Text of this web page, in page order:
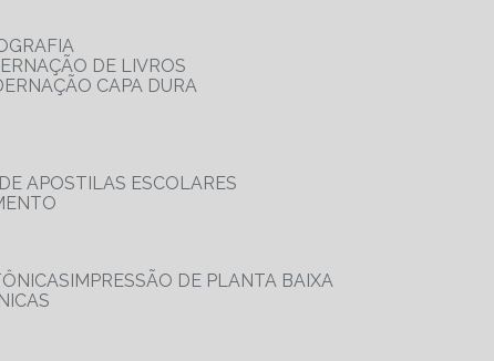
DE LIVROS
CAPA DURA
APOSTILAS ESCOLARES
IMPRESSÃO DE PLANTA BAIXA